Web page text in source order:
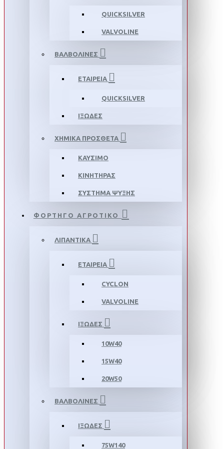
QUICKSILVER
VALVOLINE
ΒΑΛΒΟΛΙΝΕΣ
ΕΤΑΙΡΕΙΑ
QUICKSILVER
ΙΞΩΔΕΣ
ΧΗΜΙΚΑ ΠΡΟΣΘΕΤΑ
ΚΑΥΣΙΜΟ
ΚΙΝΗΤΗΡΑΣ
ΣΥΣΤΗΜΑ ΨΥΞΗΣ
ΦΟΡΤΗΓΟ ΑΓΡΟΤΙΚΟ
ΛΙΠΑΝΤΙΚΑ
ΕΤΑΙΡΕΙΑ
CYCLON
VALVOLINE
ΙΞΩΔΕΣ
10W40
15W40
20W50
ΒΑΛΒΟΛΙΝΕΣ
ΙΞΩΔΕΣ
75W140